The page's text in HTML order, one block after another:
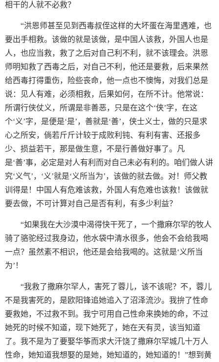
相干的人就不必救？
“洪恩师甚至见到西毒叔侄这样的大坏蛋在海里遇难，也
要出手相救。该做的就是该做，是中国人该救，外国人也是
人，也应当救，救了之后对自己利不利，就不该理会。洪恩
师明知救了西毒之后，对自己不利，他还是要救，后来果然
给西毒打得重伤，险些丧命，他一点也不懊悔，对我们总是
说：见人有难，必须相救，后果如何，在所不计。他常说：
所谓行侠仗义，所谓是非善恶，只是在这个‘侠’字，在这
个‘义’字，是便是‘是’，善就是‘善’，侠士义士，做的只是求
心之所安，倘若斤斤计较于成败利钝、有利有害、还报多
少、损益若干，那是做生意，不是行善做好事了。凡
是‘善’事，必定是对人有利而对自己未必有利的。咱们做人讲
究‘义气’，‘义’就是‘义所当为’，该做的就去做。对！师父教
训得是！中国人有危难该救，外国人有危难也该救！该做就
要去做，不可计算对自己是否有利，有多少利益？
“如果我在大沙漠中渴得快干死了，一个撒麻尔罕的牧人
骑了骆驼经过我身边，他水袋中清水很多，他会不会给我喝
一点？虽然素不相识，他还是会给我喝的。这就是‘义所当
为’！
“我救了撒麻尔罕人，害死了蓉儿，该不该呢？不，蓉儿
不是我害死的，是欧阳锋追她追入了沼泽流沙。我拚了性命
要救她，不过救不到。我宁可用自己性命来换她的命，不过
她死的时候不知道，现下她死了，她在天有灵，该当知道
了。我不是为了要娶华筝而求大汗饶了撒麻尔罕城几十万人
性命，她知道我想娶的是她，她知道的，她知道的！”想到黄